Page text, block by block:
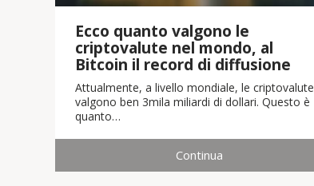
Ecco quanto valgono le
criptovalute nel mondo, al
Bitcoin il record di diffusione
Attualmente, a livello mondiale, le criptovalute
valgono ben 3mila miliardi di dollari. Questo è
quanto…
Continua